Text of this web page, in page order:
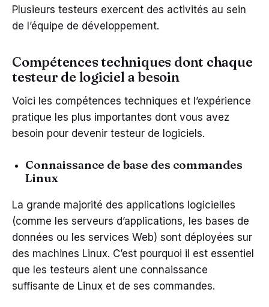
Plusieurs testeurs exercent des activités au sein
de l’équipe de développement.
Compétences techniques dont chaque
testeur de logiciel a besoin
Voici les compétences techniques et l’expérience
pratique les plus importantes dont vous avez
besoin pour devenir testeur de logiciels.
Connaissance de base des commandes
Linux
La grande majorité des applications logicielles
(comme les serveurs d’applications, les bases de
données ou les services Web) sont déployées sur
des machines Linux. C’est pourquoi il est essentiel
que les testeurs aient une connaissance
suffisante de Linux et de ses commandes.